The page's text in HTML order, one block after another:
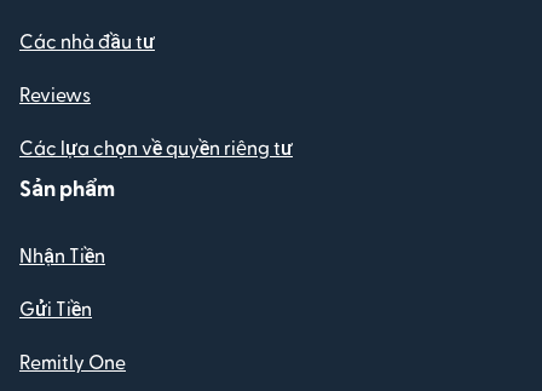
Các nhà đầu tư
Reviews
Các lựa chọn về quyền riêng tư
Sản phẩm
Nhận Tiền
Gửi Tiền
Remitly One